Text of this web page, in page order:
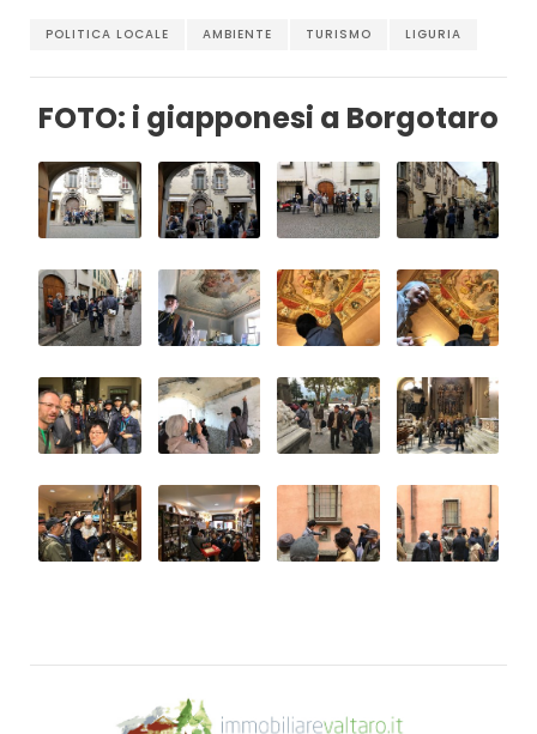
POLITICA LOCALE AMBIENTE TURISMO LIGURIA
FOTO: i giapponesi a Borgotaro